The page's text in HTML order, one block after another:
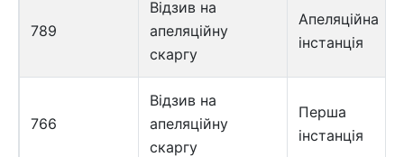
789
Відзив на
апеляційну
скаргу
Апеляційна
інстанція
766
Відзив на
апеляційну
скаргу
Перша
інстанція